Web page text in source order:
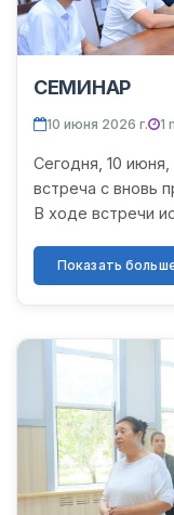
СЕМИНАР
10 июня 2026 г. 1
Сегодня, 10 июня,
встреча с вновь
В ходе встречи
«Комплаенс-
Показать